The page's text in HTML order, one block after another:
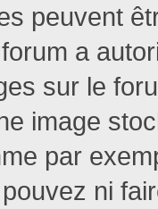
peuvent
a
sur le
image
par
ni